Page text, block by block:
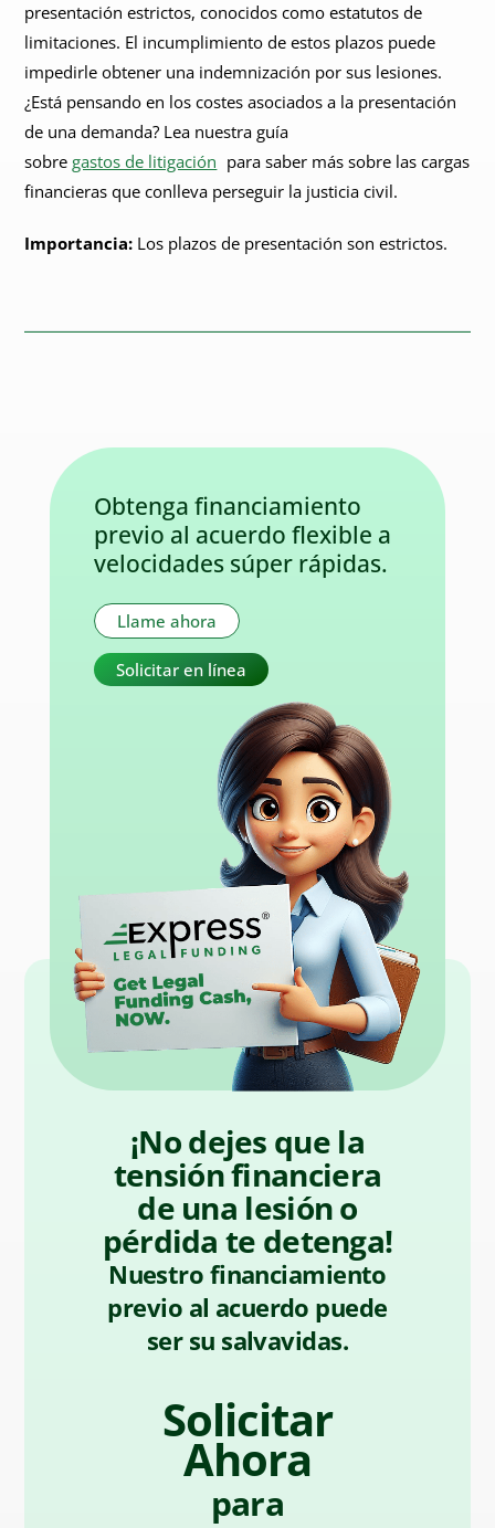
presentación estrictos, conocidos como estatutos de
limitaciones. El incumplimiento de estos plazos puede
impedirle obtener una indemnización por sus lesiones.
¿Está pensando en los costes asociados a la presentación
de una demanda? Lea nuestra guía
sobregastos de litigación para saber más sobre las cargas
financieras que conlleva perseguir la justicia civil.
Importancia: Los plazos de presentación son estrictos.
Obtenga financiamiento
previo al acuerdo flexible a
velocidades súper rápidas.
Llame ahora
Solicitar en línea
¡No dejes que la
tensión financiera
de una lesión o
pérdida te detenga!
Nuestro financiamiento
previo al acuerdo puede
ser su salvavidas.
Solicitar
Ahora
para